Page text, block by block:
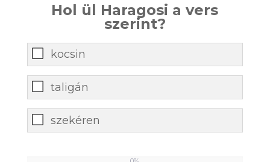
Hol ül Haragosi a vers
szerint?
kocsin
taligán
szekéren